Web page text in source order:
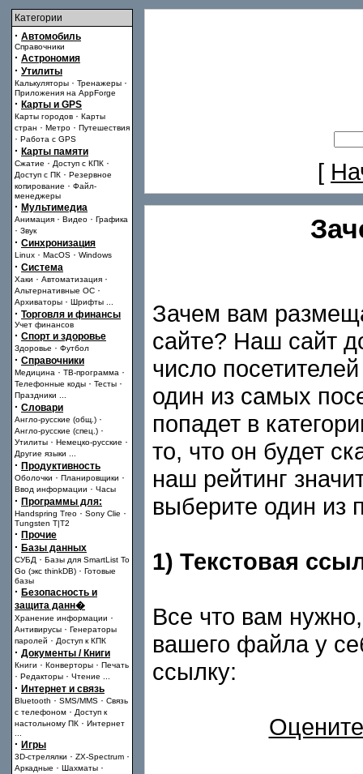
Категории
· Автомобиль
Справочники
· Астрономия
· Утилиты
Калькуляторы · Тренажеры ·
Приложения на AppForge
· Карты и GPS
Карты городов · Карты
стран · Метро · Путешествия
· Работа с GPS
· Карты памяти
Сжатие · Доступ с КПК ·
Доступ с ПК · Резервное
копирование · Файл-
менеджеры
· Мультимедиа
Анимация · Видео · Графика
· Звук
· Синхронизация
Linux · MacOS · Windows
· Система
Хаки · Автоматизация ·
Альтернативные ОС ·
Архиваторы · Шрифты
· Торговля и финансы
Учет финансов
· Спорт и здоровье
Здоровье · Футбол
· Справочники
Медицина · ТВ-программа ·
Телефонные коды · Тесты ·
Праздники
· Словари
Англо-русские (общ.) ·
Англо-русские (спец.) ·
Утилиты · Немецко-русские ·
Другие языки
· Продуктивность
Оболочки · Планировщики ·
Ввод информации · Часы
· Программы для:
Handspring Treo · Sony Clie ·
Tungsten T|T2
· Прочие
· Базы данных
СУБД · Базы для SmartList To
Go (экс thinkDB) · Готовые
базы
· Безопасность и
защита данн�
Хранение информации ·
Антивирусы · Генераторы
паролей · Доступ к КПК
· Документы / Книги
Книги · Конверторы · Печать
· Редакторы · Чтение
· Интернет и связь
Bluetooth · SMS/MMS · Связь
с телефоном · Доступ к
настольному ПК · Интернет
· Игры
3D-стрелялки · ZX-Spectrum ·
Аркадные · Шахматы ·
[
Зачем вам
сайте? Наш сайт
число
один из самых
попадет в
то, что он будет
наш рейтинг
выберите один из
1) Текстовая
Все что вам
вашего файла у
ссылку: